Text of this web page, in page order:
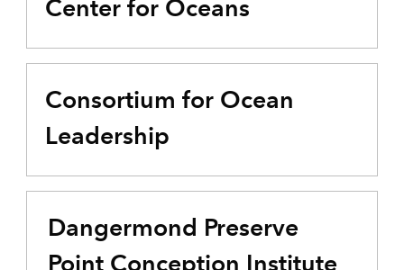
Center for Oceans
Consortium for Ocean
Leadership
Dangermond Preserve
Point Conception Institute